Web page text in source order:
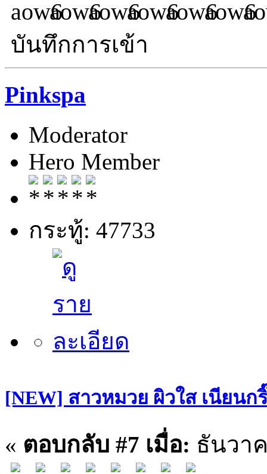
บันทึกการเข้า
Pinkspa
Moderator
Hero Member
กระทู้: 47733
[NEW] สาวหมวย ผิวใส เนียนก
« ตอบกลับ #7 เมื่อ: ธันวา